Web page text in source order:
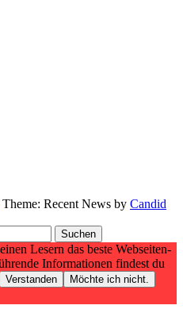
Theme: Recent News by Candid
Lesern das beste Webseiten-
Informationen findest du
Verstanden
Möchte ich nicht.